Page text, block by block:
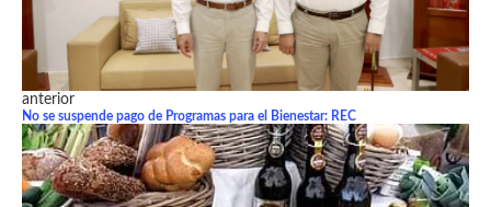
anterior
No se suspende pago de Programas para el Bienestar: REC